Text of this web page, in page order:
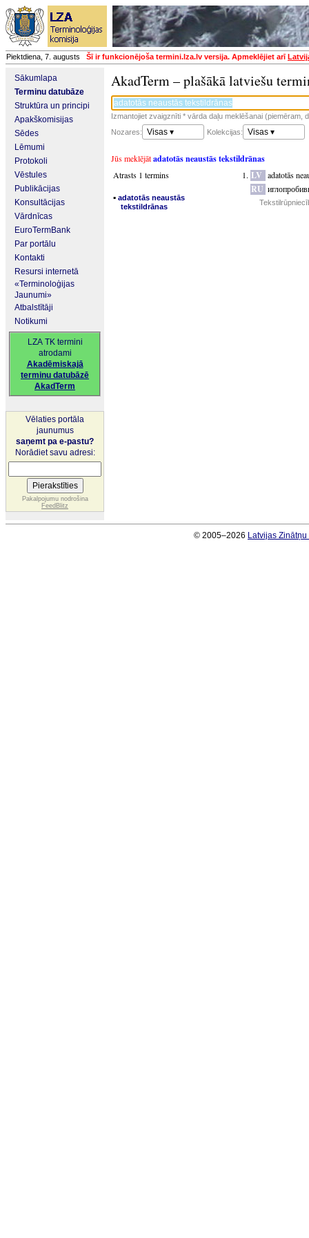
Piektdiena, 7. augusts Šī ir funkcionējoša termini.lza.lv versija. Apmeklējiet arī
Sākumlapa
Terminu datubāze
Struktūra un principi
Apakškomisijas
Sēdes
Lēmumi
Protokoli
Vēstules
Publikācijas
Konsultācijas
Vārdnīcas
EuroTermBank
Par portālu
Kontakti
Resursi internetā
«Terminoloģijas
Jaunumi»
Atbalstītāji
Notikumi
LZA TK termini
atrodami
Akadēmiskajā
terminu datubāzē
AkadTerm
Vēlaties portāla
jaunumus
saņemt pa e-pastu?
Norādiet savu adresi:
Pakalpojumu nodrošina
FeedBlitz
AkadTerm – plašākā latviešu
Izmantojiet zvaigznīti * vārda daļu meklēšanai (piemēram,
Nozares:
Visas ▾ Kolekcijas: Visas ▾
Jūs meklējātadatotās neaustās tekstildrānas
Atrasts 1 termins
▪ adatotās neaustās
tekstildrānas
LV adatotās
RU
© 2005–2026 Latvijas